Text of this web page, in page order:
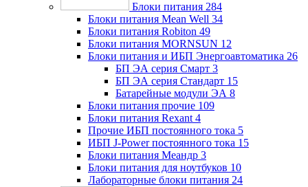
Блоки питания 284
Блоки питания Mean Well 34
Блоки питания Robiton 49
Блоки питания MORNSUN 12
Блоки питания и ИБП Энергоавтоматика 26
БП ЭА серия Смарт 3
БП ЭА серия Стандарт 15
Батарейные модули ЭА 8
Блоки питания прочие 109
Блоки питания Rexant 4
Прочие ИБП постоянного тока 5
ИБП J-Power постоянного тока 15
Блоки питания Меандр 3
Блоки питания для ноутбуков 10
Лабораторные блоки питания 24